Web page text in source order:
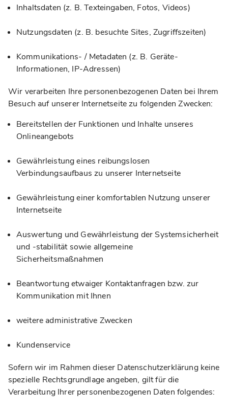
Inhaltsdaten (z. B. Texteingaben, Fotos, Videos)
Nutzungsdaten (z. B. besuchte Sites, Zugriffszeiten)
Kommunikations- / Metadaten (z. B. Geräte-
Informationen, IP-Adressen)
Wir verarbeiten Ihre personenbezogenen Daten bei Ihrem
Besuch auf unserer Internetseite zu folgenden Zwecken:
Bereitstellen der Funktionen und Inhalte unseres
Onlineangebots
Gewährleistung eines reibungslosen
Verbindungsaufbaus zu unserer Internetseite
Gewährleistung einer komfortablen Nutzung unserer
Internetseite
Auswertung und Gewährleistung der Systemsicherheit
und -stabilität sowie allgemeine
Sicherheitsmaßnahmen
Beantwortung etwaiger Kontaktanfragen bzw. zur
Kommunikation mit Ihnen
weitere administrative Zwecken
Kundenservice
Sofern wir im Rahmen dieser Datenschutzerklärung keine
spezielle Rechtsgrundlage angeben, gilt für die
Verarbeitung Ihrer personenbezogenen Daten folgendes: